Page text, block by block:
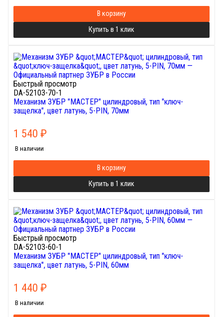
В корзину
Купить в 1 клик
Быстрый просмотр
DA-52103-70-1
Механизм ЗУБР "МАСТЕР" цилиндровый, тип "ключ-
защелка", цвет латунь, 5-PIN, 70мм
1 540 ₽
В наличии
В корзину
Купить в 1 клик
Быстрый просмотр
DA-52103-60-1
Механизм ЗУБР "МАСТЕР" цилиндровый, тип "ключ-
защелка", цвет латунь, 5-PIN, 60мм
1 440 ₽
В наличии